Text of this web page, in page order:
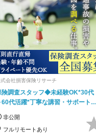
会社損害保険リサーチ
険調査スタッフ◆未経験OK*30代
60代活躍*丁寧な講習・サポートあ
非公開
フルリモートあり